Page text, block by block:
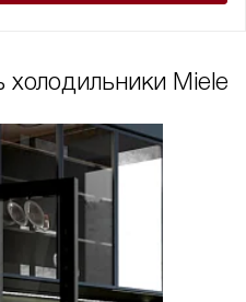
холодильники Miele